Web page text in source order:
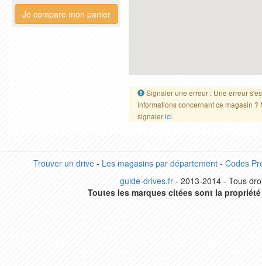
Je compare mon panier
Signaler une erreur : Une erreur
informations concernant ce magasin ?
signalerici.
Trouver un drive- Les magasins par département- Codes
guide-drives.fr - 2013-2014 - Tous
Toutes les marques citées sont la